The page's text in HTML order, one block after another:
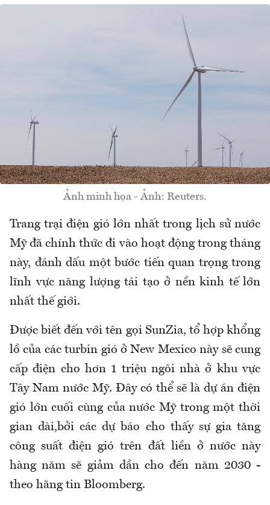
Ảnh minh họa - Ảnh: Reuters.
Trang trại điện gió lớn nhất trong lịch sử nước
Mỹ đã chính thức đi vào hoạt động trong tháng
này, đánh dấu một bước tiến quan trọng trong
lĩnh vực năng lượng tái tạo ở nền kinh tế lớn
nhất thế giới.
Được biết đến với tên gọi SunZia, tổ hợp khổng
lồ của các turbin gió ở New Mexico này sẽ cung
cấp điện cho hơn 1 triệu ngôi nhà ở khu vực
Tây Nam nước Mỹ. Đây có thể sẽ là dự án điện
gió lớn cuối cùng của nước Mỹ trong một thời
gian dài,bởi các dự báo cho thấy sự gia tăng
công suất điện gió trên đất liền ở nước này
hàng năm sẽ giảm dần cho đến năm 2030 -
theo hãng tin Bloomberg.